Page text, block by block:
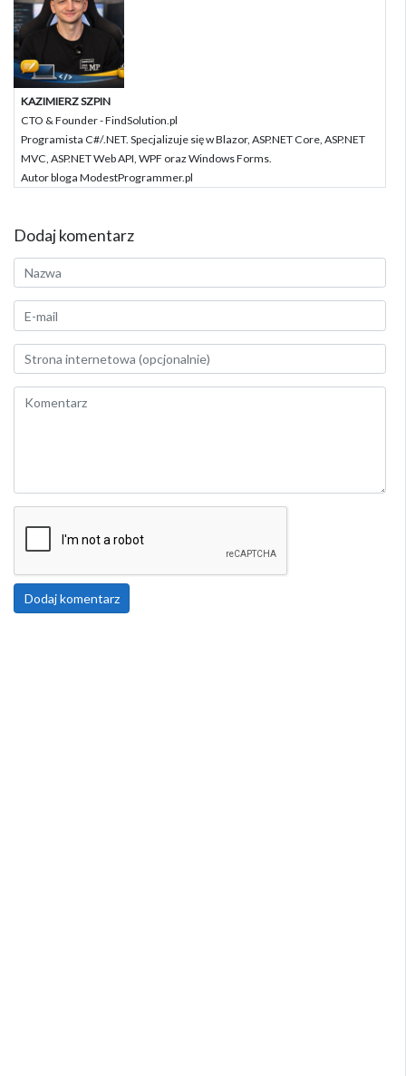
KAZIMIERZ SZPIN
CTO & Founder - FindSolution.pl
Programista C#/.NET. Specjalizuje się w Blazor, ASP.NET Core, ASP.NET
MVC, ASP.NET Web API, WPF oraz Windows Forms.
Autor bloga ModestProgrammer.pl
Dodaj komentarz
Dodaj komentarz